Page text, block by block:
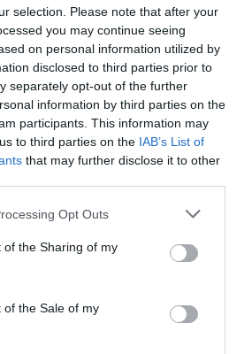
selection. Please note that after your
you may continue seeing
on personal information utilized by
disclosed to third parties prior to
separately opt-out of the further
information by third parties on the
participants. This information may
to third parties on the IAB’s List of
that may further disclose it to other
Opt Outs
of the Sharing of my
of the Sale of my